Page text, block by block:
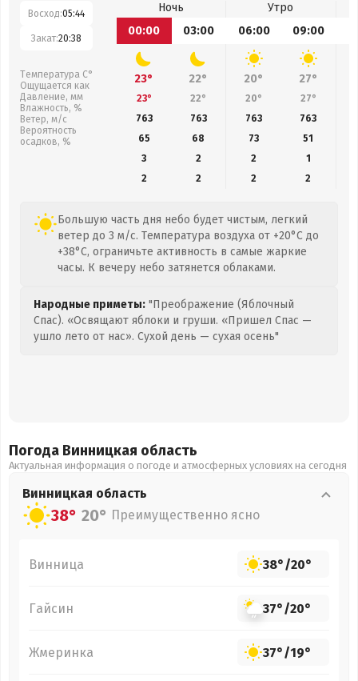
Восход:05:44
Закат:20:38
Температура С°
Ощущается как
Давление, мм
Влажность, %
Ветер, м/с
Вероятность
осадков, %
Ночь
Утро
00:00
03:00 06:00 09:00
23° 22° 20° 27°
23° 22° 20° 27°
763
763 763 763
65
68 73 51
3
2 2
1
2
2 2 2
Большую часть дня небо будет чистым, легкий
ветер до 3 м/с. Температура воздуха от +20°C до
+38°C, ограничьте активность в самые жаркие
часы. К вечеру небо затянется облаками.
Народные приметы: "Преображение (Яблочный
Спас). «Освящают яблоки и груши. «Пришел Спас —
ушло лето от нас». Сухой день — сухая осень"
Погода Винницкая область
Актуальная информация о погоде и атмосферных условиях на сегодня
Винницкая область
38° 20° Преимущественно ясно
Винница 38°/20°
Гайсин 37°/20°
Жмеринка 37°/19°